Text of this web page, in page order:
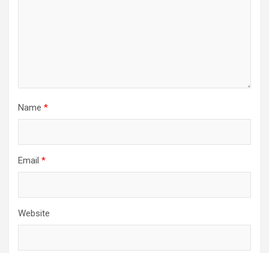
Name *
Email *
Website